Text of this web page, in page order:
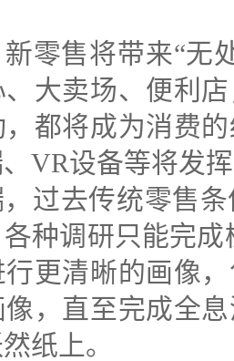
零售将带来“无
大卖场、便利
都将成为消费
VR设备等将发
过去传统零售
种调研只能完
更清晰的画像
，直至完成全
纸上。